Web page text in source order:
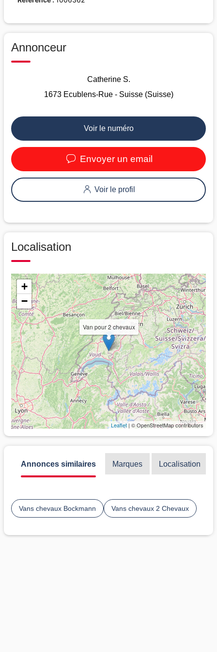
Annonceur
Catherine S.
1673 Ecublens-Rue - Suisse (Suisse)
Voir le numéro
Envoyer un email
Voir le profil
Localisation
Van pour 2 chevaux
+
−
Leaflet| © OpenStreetMap contributors
Annonces similaires Marques Localisation
Vans chevaux Bockmann Vans chevaux 2 Chevaux